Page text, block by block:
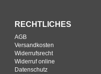
RECHTLICHES
AGB
Versandkosten
Widerrufsrecht
Widerruf online
Datenschutz